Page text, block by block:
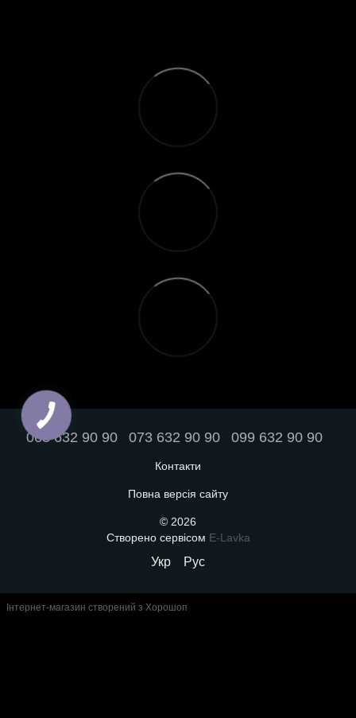
068 632 90 90 073 632 90 90 099 632 90 90
Контакти
Повна версія сайту
© 2026
Створено сервісом E-Lavka
Укр Рус
Інтернет-магазин створений з Хорошоп